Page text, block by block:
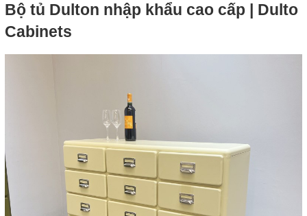
Bộ tủ Dulton nhập khẩu cao cấp | Dulto
Cabinets